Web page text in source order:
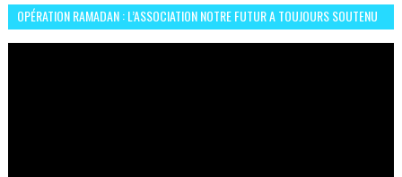
OPÉRATION RAMADAN : L’ASSOCIATION NOTRE FUTUR A TOUJOURS SOUTENU